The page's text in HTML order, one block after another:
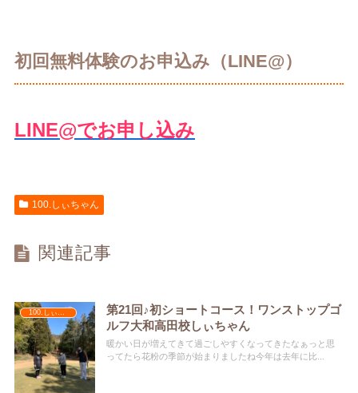
初回無料体験のお申込み（LINE@）
LINE@でお申し込み
100.しぃちゃん
関連記事
第21回♪初ショートコース！ワンストップゴ
ルフ大和高田校しぃちゃん
暖かい日が増えてきて過ごしやすくなってきたなぁっと思
ってたら花粉の季節が始まりましたね今年は去年に比...